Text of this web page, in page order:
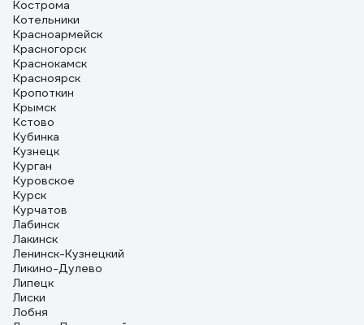
Кострома
Котельники
Красноармейск
Красногорск
Краснокамск
Красноярск
Кропоткин
Крымск
Кстово
Кубинка
Кузнецк
Курган
Куровское
Курск
Курчатов
Лабинск
Лакинск
Ленинск-Кузнецкий
Ликино-Дулево
Липецк
Лиски
Лобня